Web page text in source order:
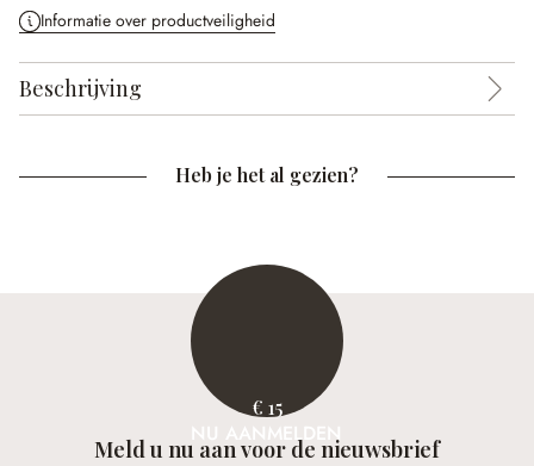
Informatie over productveiligheid
Beschrijving
Heb je het al gezien?
€ 15
NU AANMELDEN
Meld u nu aan voor de nieuwsbrief